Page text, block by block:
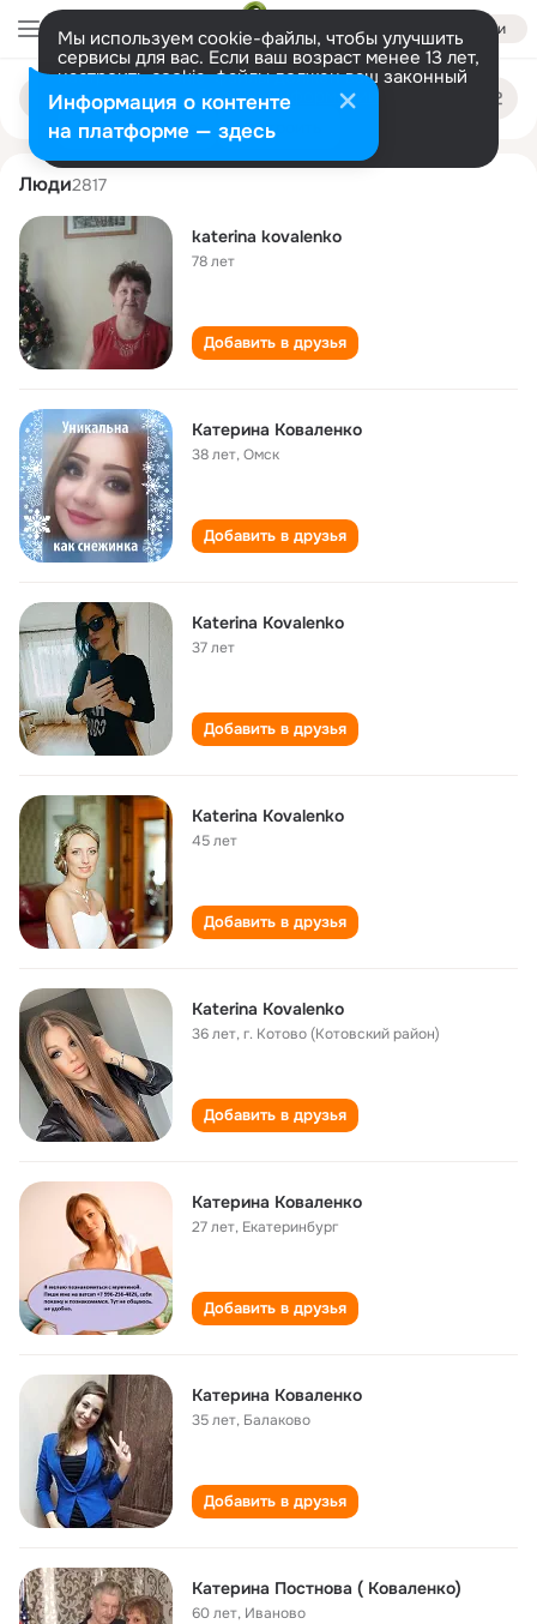
Войти
Мы используем cookie-файлы, чтобы улучшить
сервисы для вас. Если ваш возраст менее 13 лет,
настроить cookie-файлы должен ваш законный
представитель. Больше информации
Разрешить все Настроить
Поиск
людям
katerina kovalenko
Люди2817
katerina kovalenko
78 лет
Добавить в друзья
Катерина Коваленко
38 лет,Омск
Добавить в друзья
Katerina Kovalenko
37 лет
Добавить в друзья
Katerina Kovalenko
45 лет
Добавить в друзья
Katerina Kovalenko
36 лет,г. Котово (Котовский район)
Добавить в друзья
Катерина Коваленко
27 лет, Екатеринбург
Добавить в друзья
Катерина Коваленко
35 лет, Балаково
Добавить в друзья
Катерина Постнова ( Коваленко)
60 лет, Иваново
Информация о контенте
на платформе — здесь